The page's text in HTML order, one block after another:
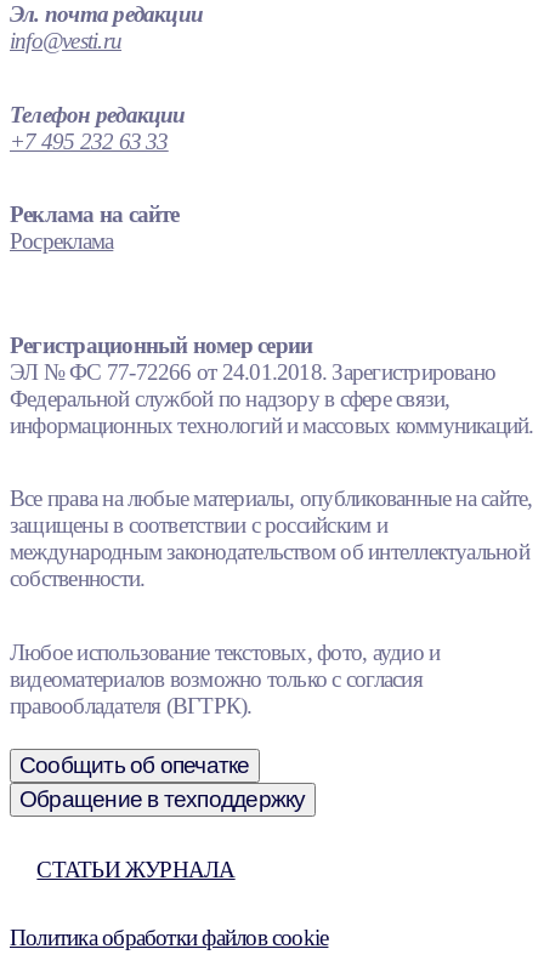
Эл. почта редакции
info@vesti.ru
Телефон редакции
+7 495 232 63 33
Реклама на сайте
Росреклама
Регистрационный номер серии
ЭЛ № ФС 77-72266 от 24.01.2018. Зарегистрировано
Федеральной службой по надзору в сфере связи,
информационных технологий и массовых коммуникаций.
Все права на любые материалы, опубликованные на сайте,
защищены в соответствии с российским и
международным законодательством об интеллектуальной
собственности.
Любое использование текстовых, фото, аудио и
видеоматериалов возможно только с согласия
правообладателя (ВГТРК).
Сообщить об опечатке
Обращение в техподдержку
СТАТЬИ ЖУРНАЛА
Политика обработки файлов cookie